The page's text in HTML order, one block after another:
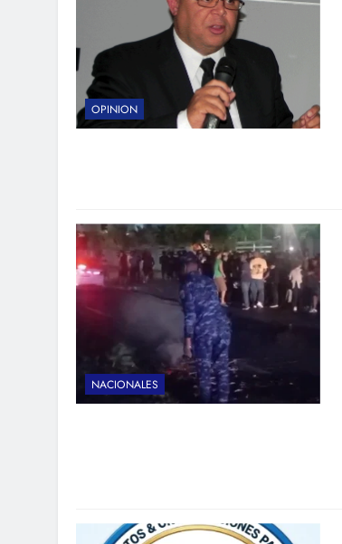
OPINION
NACIONALES